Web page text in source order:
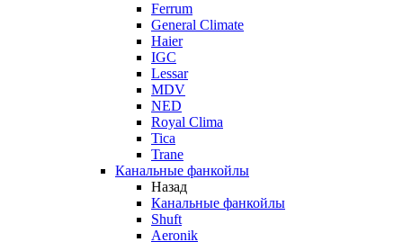
Ferrum
General Climate
Haier
IGC
Lessar
MDV
NED
Royal Clima
Tica
Trane
Канальные фанкойлы
Назад
Канальные фанкойлы
Shuft
Aeronik